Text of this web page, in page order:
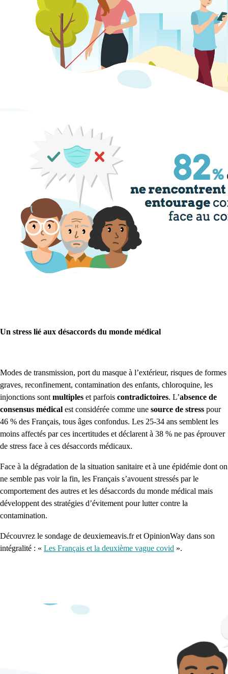
Un stress lié aux désaccords du monde médical
Modes de transmission, port du masque à l’extérieur, risques de formes
graves, reconfinement, contamination des enfants, chloroquine, les
injonctions sontmultiples et parfois contradictoires. L’absence de
consensus médical est considérée comme une source de stress pour
46 % des Français, tous âges confondus. Les 25-34 ans semblent les
moins affectés par ces incertitudes et déclarent à 38 % ne pas éprouver
de stress face à ces désaccords médicaux.
Face à la dégradation de la situation sanitaire et à une épidémie dont on
ne semble pas voir la fin, les Français s’avouent stressés par le
comportement des autres et les désaccords du monde médical mais
développent des stratégies d’évitement pour lutter contre la
contamination.
Découvrez le sondage de deuxiemeavis.fr et OpinionWay dans son
intégralité : « Les Français et la deuxième vague covid ».